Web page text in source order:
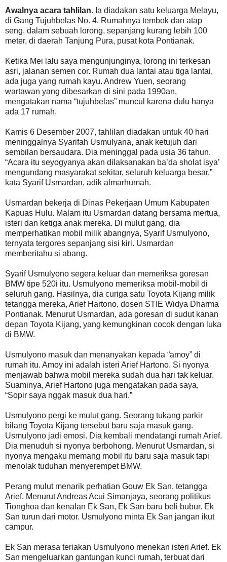
Awalnya acara tahlilan. Ia diadakan satu keluarga Melayu,
di Gang Tujuhbelas No. 4. Rumahnya tembok dan atap
seng, dalam sebuah lorong, sepanjang kurang lebih 100
meter, di daerah Tanjung Pura, pusat kota Pontianak.
Ketika Mei lalu saya mengunjunginya, lorong ini terkesan
asri, jalanan semen cor. Rumah dua lantai atau tiga lantai,
ada juga yang rumah kayu. Andrew Yuen, seorang
wartawan yang dibesarkan di sini pada 1990an,
mengatakan nama “tujuhbelas” muncul karena dulu hanya
ada 17 rumah.
Kamis 6 Desember 2007, tahlilan diadakan untuk 40 hari
meninggalnya Syarifah Usmulyana, anak ketujuh dari
sembilan bersaudara. Dia meninggal pada usia 36 tahun.
“Acara itu seyogyanya akan dilaksanakan ba’da sholat isya’
mengundang masyarakat sekitar, seluruh keluarga besar,”
kata Syarif Usmardan, adik almarhumah.
Usmardan bekerja di Dinas Pekerjaan Umum Kabupaten
Kapuas Hulu. Malam itu Usmardan datang bersama mertua,
isteri dan ketiga anak mereka. Di mulut gang, dia
memperhatikan mobil milik abangnya, Syarif Usmulyono,
ternyata tergores sepanjang sisi kiri. Usmardan
memberitahu si abang.
Syarif Usmulyono segera keluar dan memeriksa goresan
BMW tipe 520i itu. Usmulyono memeriksa mobil-mobil di
seluruh gang. Hasilnya, dia curiga satu Toyota Kijang milik
tetangga mereka, Arief Hartono, dosen STIE Widya Dharma
Pontianak. Menurut Usmardan, ada goresan di sudut kanan
depan Toyota Kijang, yang kemungkinan cocok dengan luka
di BMW.
Usmulyono masuk dan menanyakan kepada “amoy” di
rumah itu. Amoy ini adalah isteri Arief Hartono. Si nyonya
menjawab bahwa mobil mereka sudah dua hari tak keluar.
Suaminya, Arief Hartono juga mengatakan pada saya,
“Sopir saya nggak masuk dua hari.”
Usmulyono pergi ke mulut gang. Seorang tukang parkir
bilang Toyota Kijang tersebut baru saja masuk gang.
Usmulyono jadi emosi. Dia kembali mendatangi rumah Arief.
Dia menuduh si nyonya berbohong. Menurut Usmardan, si
nyonya mengaku memang mobil itu baru saja masuk tapi
menolak tuduhan menyerempet BMW.
Perang mulut menarik perhatian Gouw Ek San, tetangga
Arief. Menurut Andreas Acui Simanjaya, seorang politikus
Tionghoa dan kenalan Ek San, Ek San baru beli bubur. Ek
San turun dari motor. Usmulyono minta Ek San jangan ikut
campur.
Ek San merasa teriakan Usmulyono menekan isteri Arief. Ek
San mengeluarkan gantungan kunci rumah, terbuat dari